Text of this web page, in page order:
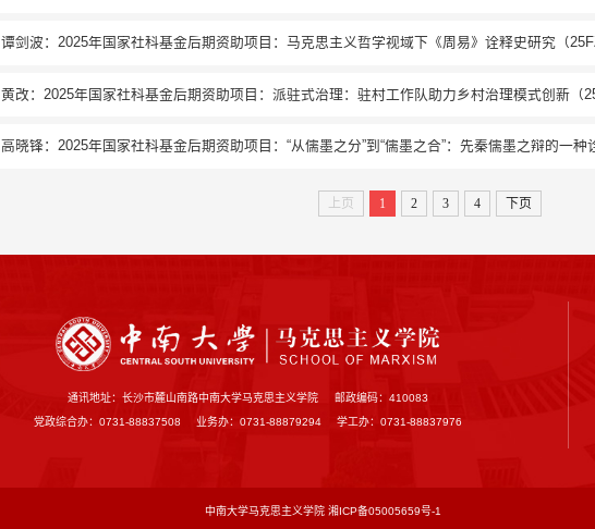
谭剑波：2025年国家社科基金后期资助项目：马克思主义哲学视域下《周易》诠释史研究（
黄改：2025年国家社科基金后期资助项目：派驻式治理：驻村工作队助力乡村治理模式创新（
高晓锋：2025年国家社科基金后期资助项目：“从儒墨之分”到“儒墨之合”：先秦儒墨之辩的一种
上页 1 2 3 4 下页
通讯地址：长沙市麓山南路中南大学马克思主义学院
邮政编码：410083
党政综合办：0731-88837508
业务办：0731-88879294 学工办：0731-88837976
中南大学马克思主义学院 湘ICP备05005659号-1